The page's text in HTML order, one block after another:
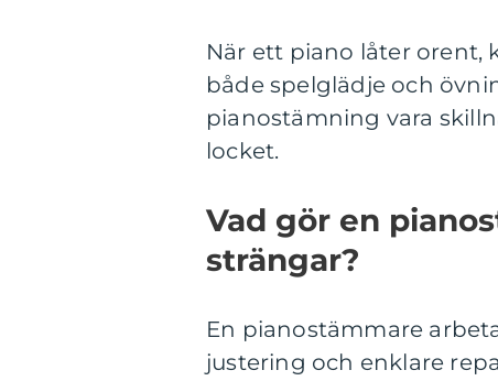
När ett piano låter orent,
både spelglädje och
pianostämning vara
locket.
Vad gör en
strängar?
En pianostämmare
justering och enklare